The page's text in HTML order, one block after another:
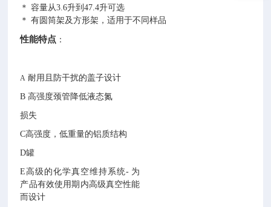
＊ 容量从3.6升到47.4升可选
＊ 有圆筒架及方形架，适用于不同样品
性能特点 ：
A 耐用且防干扰的盖子设计
B高强度颈管降低液态氮
损失
C高强度，低重量的铝质结构
D罐
E高级的化学真空维持系统- 为
产品有效使用期内高级真空性能
而设计